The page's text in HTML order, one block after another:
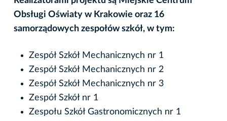
Obsługi Oświaty w Krakowie oraz 16
samorządowych zespołów szkół, w tym:
Zespół Szkół Mechanicznych nr 1
Zespół Szkół Mechanicznych nr 2
Zespół Szkół Mechanicznych nr 3
Zespół Szkół nr 1
Zespołu Szkół Gastronomicznych nr 1